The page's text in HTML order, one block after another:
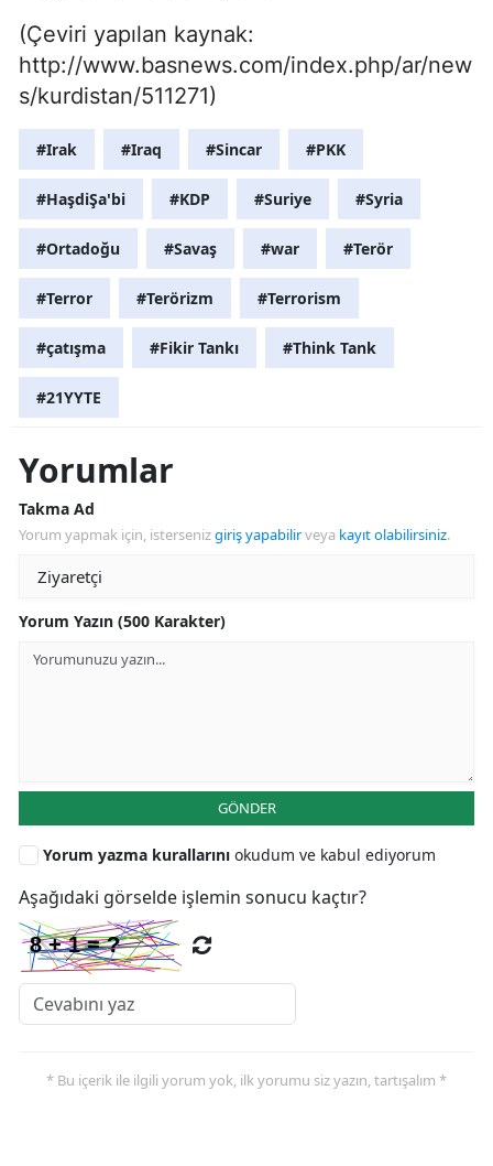
(Çeviri yapılan kaynak:
http://www.basnews.com/index.php/ar/new
s/kurdistan/511271)
#Irak #Iraq #Sincar #PKK
#HaşdiŞa'bi #KDP #Suriye #Syria
#Ortadoğu #Savaş #war #Terör
#Terror #Terörizm #Terrorism
#çatışma #Fikir Tankı #Think Tank
#21YYTE
Yorumlar
Takma Ad
Yorum yapmak için, istersenizgiriş yapabilirveya kayıt olabilirsiniz.
Yorum Yazın (500 Karakter)
GÖNDER
Yorum yazma kurallarını okudum ve kabul ediyorum
Aşağıdaki görselde işlemin sonucu kaçtır?
* Bu içerik ile ilgili yorum yok, ilk yorumu siz yazın, tartışalım *